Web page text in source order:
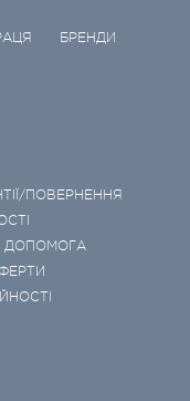
БРЕНДИ
ПОВЕРНЕННЯ
ДОПОМОГА